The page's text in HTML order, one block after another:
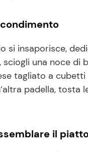
si insaporisce,
sciogli una noce
tagliato a
padella,
il piatto